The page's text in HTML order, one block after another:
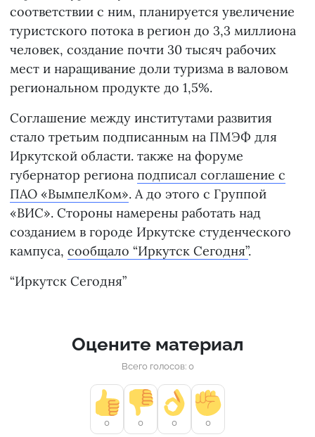
соответствии с ним, планируется увеличение
туристского потока в регион до 3,3 миллиона
человек, создание почти 30 тысяч рабочих
мест и наращивание доли туризма в валовом
региональном продукте до 1,5%.
Соглашение между институтами развития
стало третьим подписанным на ПМЭФ для
Иркутской области. также на форуме
губернатор региона подписал соглашение с
ПАО «ВымпелКом». А до этого с Группой
«ВИС». Стороны намерены работать над
созданием в городе Иркутске студенческого
кампуса, сообщало “Иркутск Сегодня”.
“Иркутск Сегодня”
Оцените материал
Всего голосов: 0
0 0 0 0